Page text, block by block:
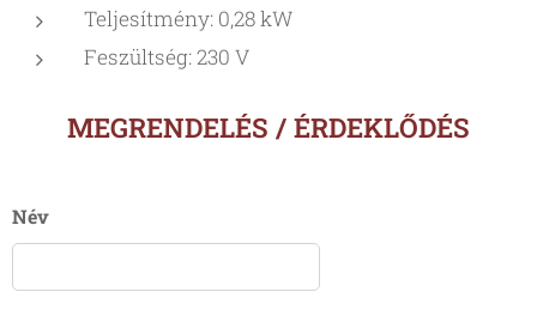
Teljesítmény: 0,28 kW
Feszültség: 230 V
MEGRENDELÉS / ÉRDEKLŐDÉS
Név